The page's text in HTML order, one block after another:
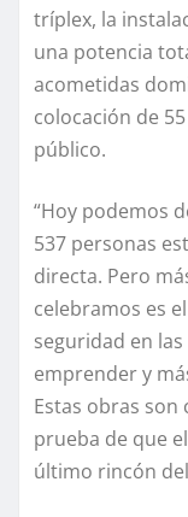
tríplex, la
una potencia
acometidas
colocación de
público.
“Hoy podemos
537 personas
directa. Pero
celebramos es
seguridad en
emprender y
Estas obras
prueba de que
último rincón